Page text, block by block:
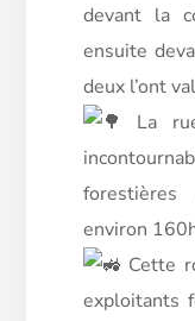
devant la
ensuite
deux l’ont
La
environ
Cette
exploitants